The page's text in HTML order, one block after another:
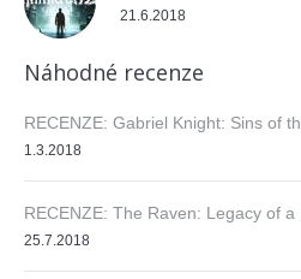
21.6.2018
Náhodné recenze
RECENZE: Gabriel Knight: Sins of
1.3.2018
RECENZE: The Raven: Legacy of
25.7.2018